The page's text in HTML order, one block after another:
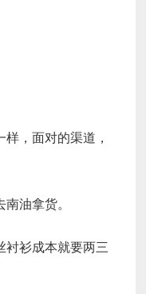
，面对的渠道，
油拿货。
衬衫成本就要两三